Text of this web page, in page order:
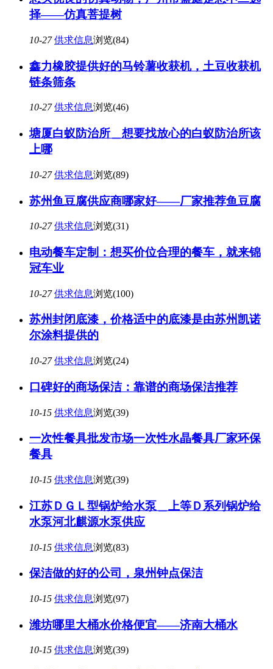
择——仿真菩提树
10-27 供求信息浏览(84)
鑫力橡胶提供好的马铃薯收获机，土豆收获机
链条筛条
10-27 供求信息浏览(46)
塘厦白蚁防治所＿想要找放心的白蚁防治所该
上哪
10-27 供求信息浏览(89)
苏州鱼豆腐供应商哪家好——厂家推荐鱼豆腐
10-27 供求信息浏览(31)
电动餐车定制：想买价位合理的餐车，就来锦
冠车业
10-27 供求信息浏览(100)
苏州封闭底漆，价格适中的底漆是由苏州凯诺
尔涂料提供的
10-27 供求信息浏览(24)
口碑好的商场保洁：靠谱的商场保洁推荐
10-15 供求信息浏览(39)
一次性餐具批发市场一次性水晶餐具厂家环保
餐具
10-15 供求信息浏览(39)
江苏ＤＧＬ型锅炉给水泵＿上等Ｄ系列锅炉给
水泵河北麒源水泵供应
10-15 供求信息浏览(83)
保洁做的好的公司，泉州钟点保洁
10-15 供求信息浏览(97)
潍坊哪里大桶水价格便宜——济南大桶水
10-15 供求信息浏览(39)